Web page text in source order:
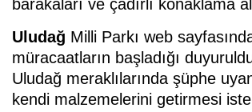
barakaları ve çadırlı
Uludağ Milli Parkı web
müracaatların başladığı
Uludağ meraklılarında şüphe
kendi malzemelerini getirmesi